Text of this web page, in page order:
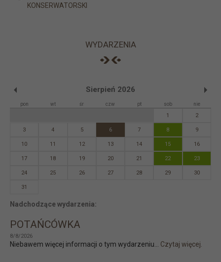
KONSERWATORSKI
WYDARZENIA
Sierpień 2026
pon wt śr czw pt sob nie
1 2
3 4 5 6 7 8 9
10 11 12 13 14 15 16
17 18 19 20 21 22 23
24 25 26 27 28 29 30
31
Nadchodzące wydarzenia:
POTAŃCÓWKA
8/8/2026
Niebawem więcej informacji o tym wydarzeniu... Czytaj więcej.